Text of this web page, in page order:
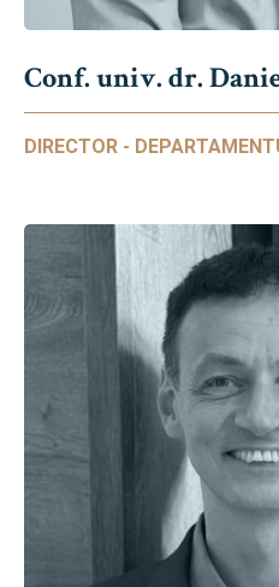
Conf. univ. dr.
DIRECTOR -